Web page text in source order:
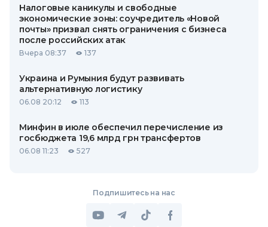
Налоговые каникулы и свободные
экономические зоны: соучредитель «Новой
почты» призвал снять ограничения с бизнеса
после российских атак
Вчера 08:37 137
Украина и Румыния будут развивать
альтернативную логистику
06.08 20:12 113
Минфин в июле обеспечил перечисление из
госбюджета 19,6 млрд грн трансфертов
06.08 11:23 527
Подпишитесь на нас